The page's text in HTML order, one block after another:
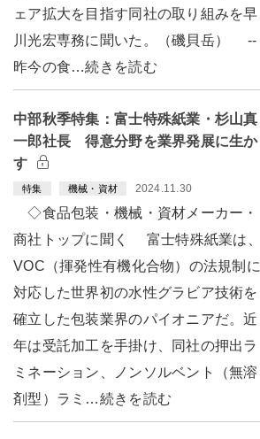
ェア拡大を目指す同社の取り組みを早
川光宏専務に聞いた。（磯貝岳） --
昨今の食…続きを読む
中部秋季特集：富士特殊紙業・杉山真
一郎社長 得意分野を業界発展に生か
す
特集 機械・資材 2024.11.30
◇食品包装・機械・資材メーカー・
商社トップに聞く 富士特殊紙業は、
VOC（揮発性有機化合物）の法規制に
対応した世界初の水性グラビア技術を
確立した包装業界のパイオニアだ。近
年は受託加工を手掛け、同社の押出ラ
ミネーション、ノンソルベント（無溶
剤型）ラミ…続きを読む